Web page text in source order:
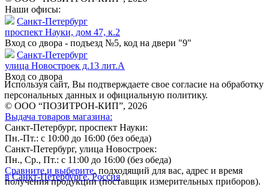
Наши офисы:
Санкт-Петербург
проспект Науки, дом 47, к.2
Вход со двора - подъезд №5, код на двери "9"
Санкт-Петербург
улица Новостроек д.13 лит.А
Вход со двора
Используя сайт, Вы подтверждаете свое согласие на обработку
персональных данных и официальную политику.
© ООО “ПОЗИТРОН-КИП”, 2026
Выдача товаров магазина:
Санкт-Петербург, проспект Науки:
Пн.-Пт.: с 10:00 до 16:00 (без обеда)
Санкт-Петербург, улица Новостроек:
Пн., Ср., Пт.: с 11:00 до 16:00 (без обеда)
Сравните и выберите, подходящий для вас, адрес и время
получения продукции (поставщик измерительных приборов).
в Санкт-Петербурге, Россия